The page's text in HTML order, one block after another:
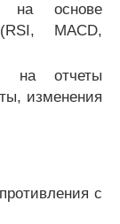
на основе
MACD,
на отчеты
изменения
с